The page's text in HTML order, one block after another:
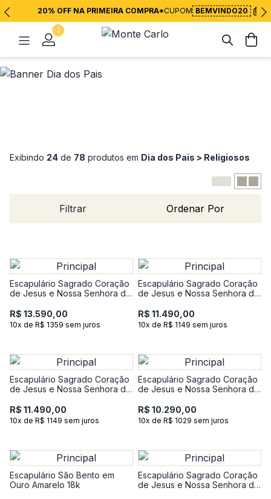
20% OFF NA PRIMEIRA COMPRA*CUPOM BEMVINDO20
1
Exibindo 24 de 78 produtos em Dia dos Pais > Religiosos
Filtrar Ordenar Por
Escapulário Sagrado Coração
de Jesus e Nossa Senhora do
R$ 13.590,00
10x de R$ 1359 sem juros
Escapulário Sagrado Coração
de Jesus e Nossa Senhora do
R$ 11.490,00
10x de R$ 1149 sem juros
Escapulário Sagrado Coração
de Jesus e Nossa Senhora do
R$ 11.490,00
10x de R$ 1149 sem juros
Escapulário Sagrado Coração
de Jesus e Nossa Senhora do
R$ 10.290,00
10x de R$ 1029 sem juros
Escapulário São Bento em
Ouro Amarelo 18k
Escapulário Sagrado Coração
de Jesus e Nossa Senhora do